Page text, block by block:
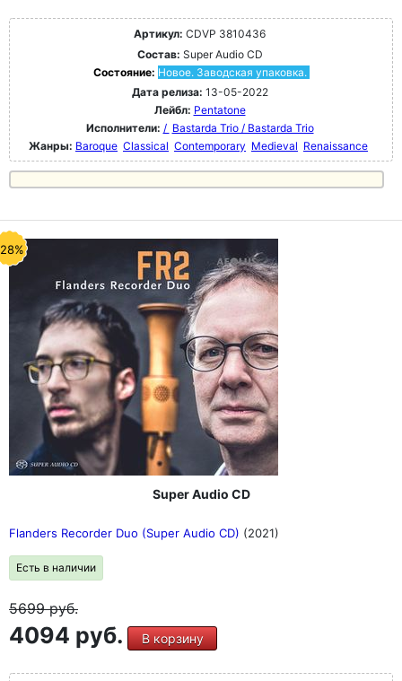
Артикул: CDVP 3810436
Состав: Super Audio CD
Состояние: Новое. Заводская упаковка.
Дата релиза: 13-05-2022
Лейбл: Pentatone
Исполнители: / Bastarda Trio / Bastarda Trio
Жанры: Baroque Classical Contemporary Medieval Renaissance
Super Audio CD
Flanders Recorder Duo (Super Audio CD) (2021)
Есть в наличии
5699руб.
4094 руб. В корзину